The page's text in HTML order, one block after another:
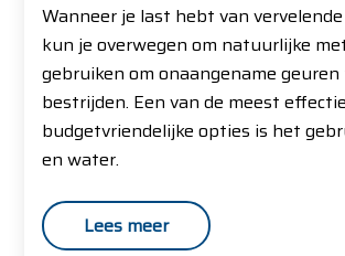
Wanneer je last hebt van
kun je overwegen om natuurlijke
gebruiken om onaangename geuren
bestrijden. Een van de meest
budgetvriendelijke opties is het
en water.
Lees meer